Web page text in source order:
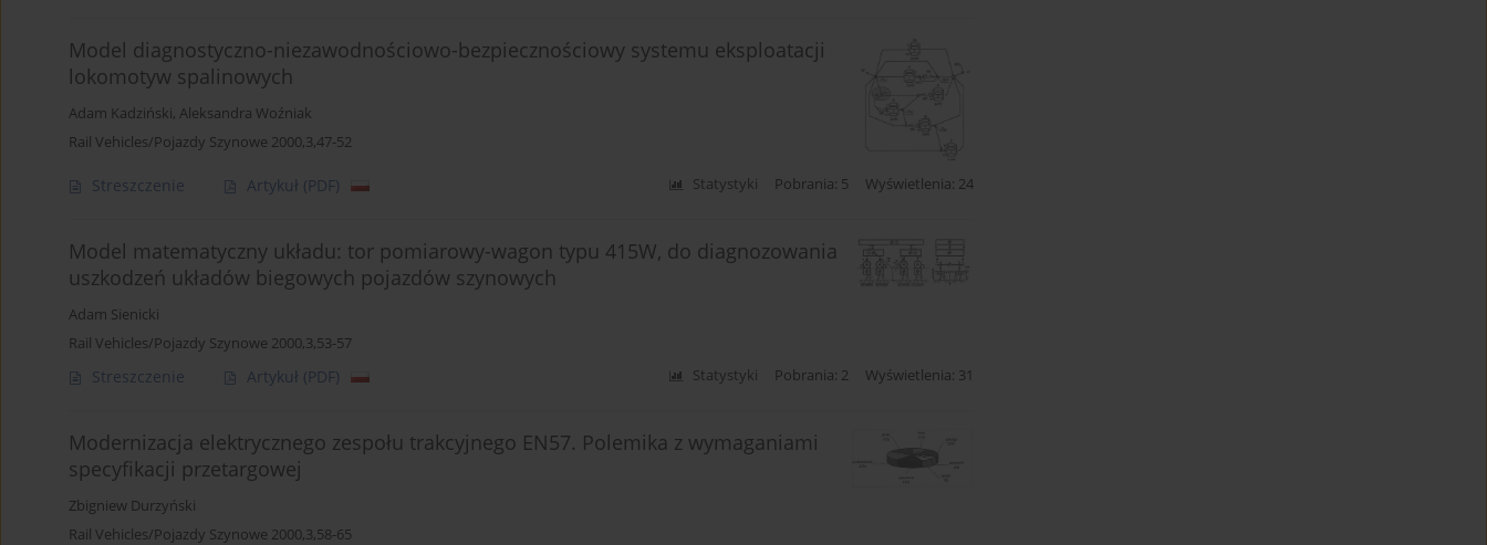
Model diagnostyczno-niezawodnościowo-bezpiecznościowy systemu eksploatacji
lokomotyw spalinowych
Adam Kadziński, Aleksandra Woźniak
Rail Vehicles/Pojazdy Szynowe 2000,3,47-52
Streszczenie Artykuł (PDF) Statystyki Pobrania: 5 Wyświetlenia: 24
Model matematyczny układu: tor pomiarowy-wagon typu 415W, do diagnozowania
uszkodzeń układów biegowych pojazdów szynowych
Adam Sienicki
Rail Vehicles/Pojazdy Szynowe 2000,3,53-57
Streszczenie Artykuł (PDF) Statystyki Pobrania: 2 Wyświetlenia: 31
Modernizacja elektrycznego zespołu trakcyjnego EN57. Polemika z wymaganiami
specyfikacji przetargowej
Zbigniew Durzyński
Rail Vehicles/Pojazdy Szynowe 2000,3,58-65